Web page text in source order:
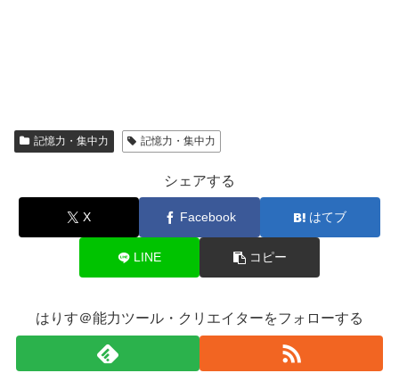
記憶力・集中力 記憶力・集中力
シェアする
X Facebook はてブ
LINE コピー
はりす＠能力ツール・クリエイターをフォローする